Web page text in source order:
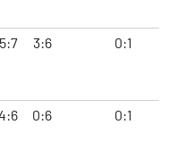
5:7 3:6 0:1
0:6 0:1